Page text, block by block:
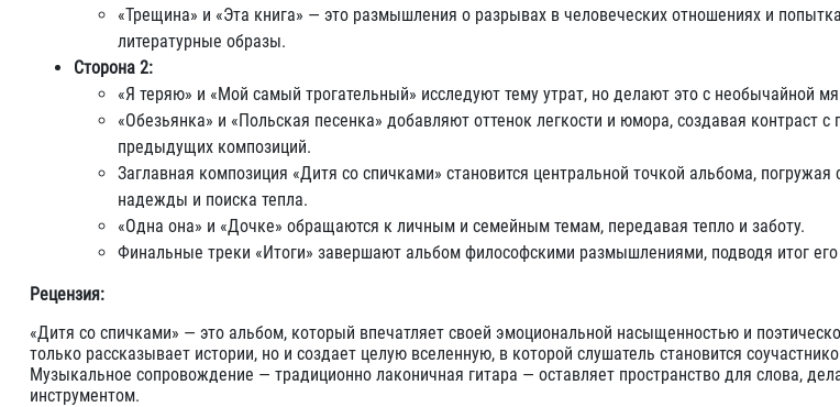
«Трещина» и «Эта книга» — это размышления о разрывах в человеческих отношениях и
литературные образы.
Сторона 2:
«Я теряю» и «Мой самый трогательный» исследуют тему утрат, но делают это с необычайной
«Обезьянка» и «Польская песенка» добавляют оттенок легкости и юмора, создавая контраст
предыдущих композиций.
Заглавная композиция «Дитя со спичками» становится центральной точкой альбома,
надежды и поиска тепла.
«Одна она» и «Дочке» обращаются к личным и семейным темам, передавая тепло и заботу.
Финальные треки «Итоги» завершают альбом философскими размышлениями, подводя итог
Рецензия:
«Дитя со спичками» — это альбом, который впечатляет своей эмоциональной насыщенностью и
только рассказывает истории, но и создает целую вселенную, в которой слушатель становится
Музыкальное сопровождение — традиционно лаконичная гитара — оставляет пространство для слова,
инструментом.